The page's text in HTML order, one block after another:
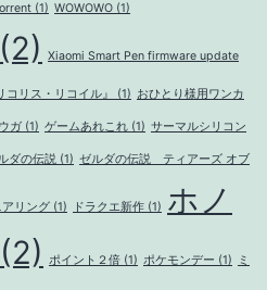
(1) WOWOWO (1)
(2) Xiaomi Smart Pen firmware update
コリス・リコイル』 (1) おひとり様用ワンカ
ガ (1) ゲームあれこれ (1) サーマルシリコン
ダの伝説 (1) ゼルダの伝説 ティアーズ オブ
リング (1) ドラクエ新作 (1) ホノ
(2) ポイント２倍 (1) ポケモンデー (1) ミ